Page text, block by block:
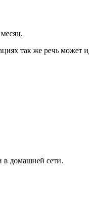
так же речь может
в домашней сети.